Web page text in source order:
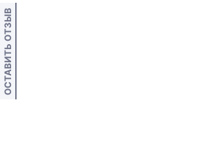
ОСТАВИТЬ ОТЗЫВ